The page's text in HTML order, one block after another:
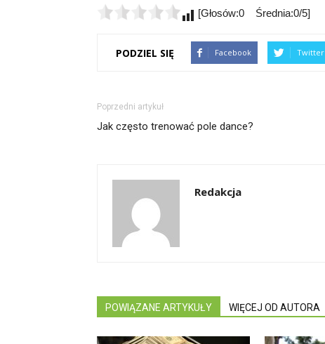
[Głosów:0 Średnia:0/5]
PODZIEL SIĘ Facebook Twitter
Poprzedni artykuł
Jak często trenować pole dance?
Redakcja
POWIĄZANE ARTYKUŁY WIĘCEJ OD AUTORA